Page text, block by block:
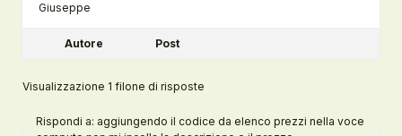
Giuseppe
Autore Post
Visualizzazione 1 filone di risposte
Rispondi a: aggiungendo il codice da elenco prezzi nella voce